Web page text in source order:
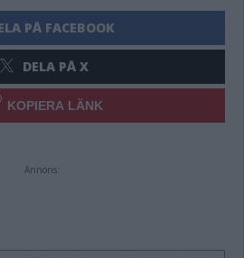
PÅ FACEBOOK
DELA PÅ X
KOPIERA LÄNK
Annons: